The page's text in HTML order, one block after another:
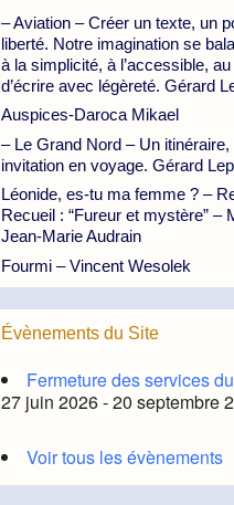
– Aviation – Créer un texte, un
liberté. Notre imagination se
à la simplicité, à l’accessible,
d’écrire avec légèreté. Gérard
Auspices-Daroca Mikael
– Le Grand Nord – Un itinéraire,
invitation en voyage. Gérard
Léonide, es-tu ma femme ? –
Recueil : “Fureur et mystère” –
Jean-Marie Audrain
Fourmi – Vincent Wesolek
Évènements du Site
Fermeture des services
27 juin 2026 - 20 septembre
Voir tous les évènements